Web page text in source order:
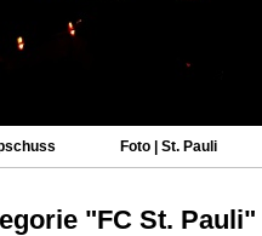
Foto | St. Pauli
"FC St. Pauli"